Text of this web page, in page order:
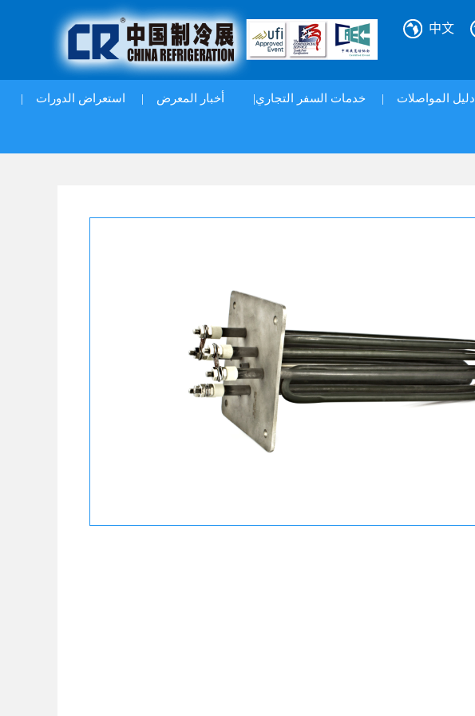
中文
دليل المواصلات | خدمات السفر التجاري| أخبار المعرض | استعراض الدورات |